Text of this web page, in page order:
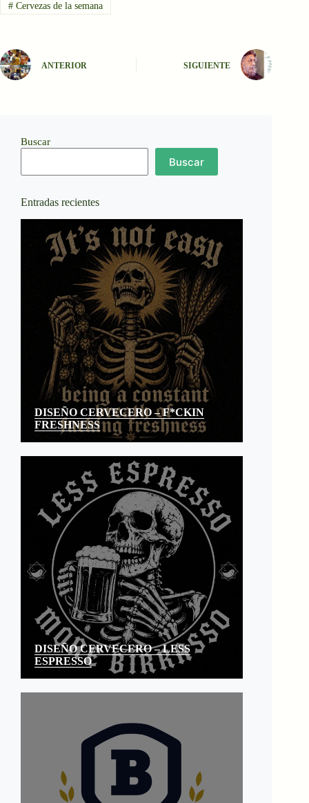
#Cervezas de la semana
ANTERIOR SIGUIENTE
Buscar
Buscar
Entradas recientes
DISEÑO CERVECERO – F*CKIN
FRESHNESS
DISEÑO CERVECERO – LESS
ESPRESSO